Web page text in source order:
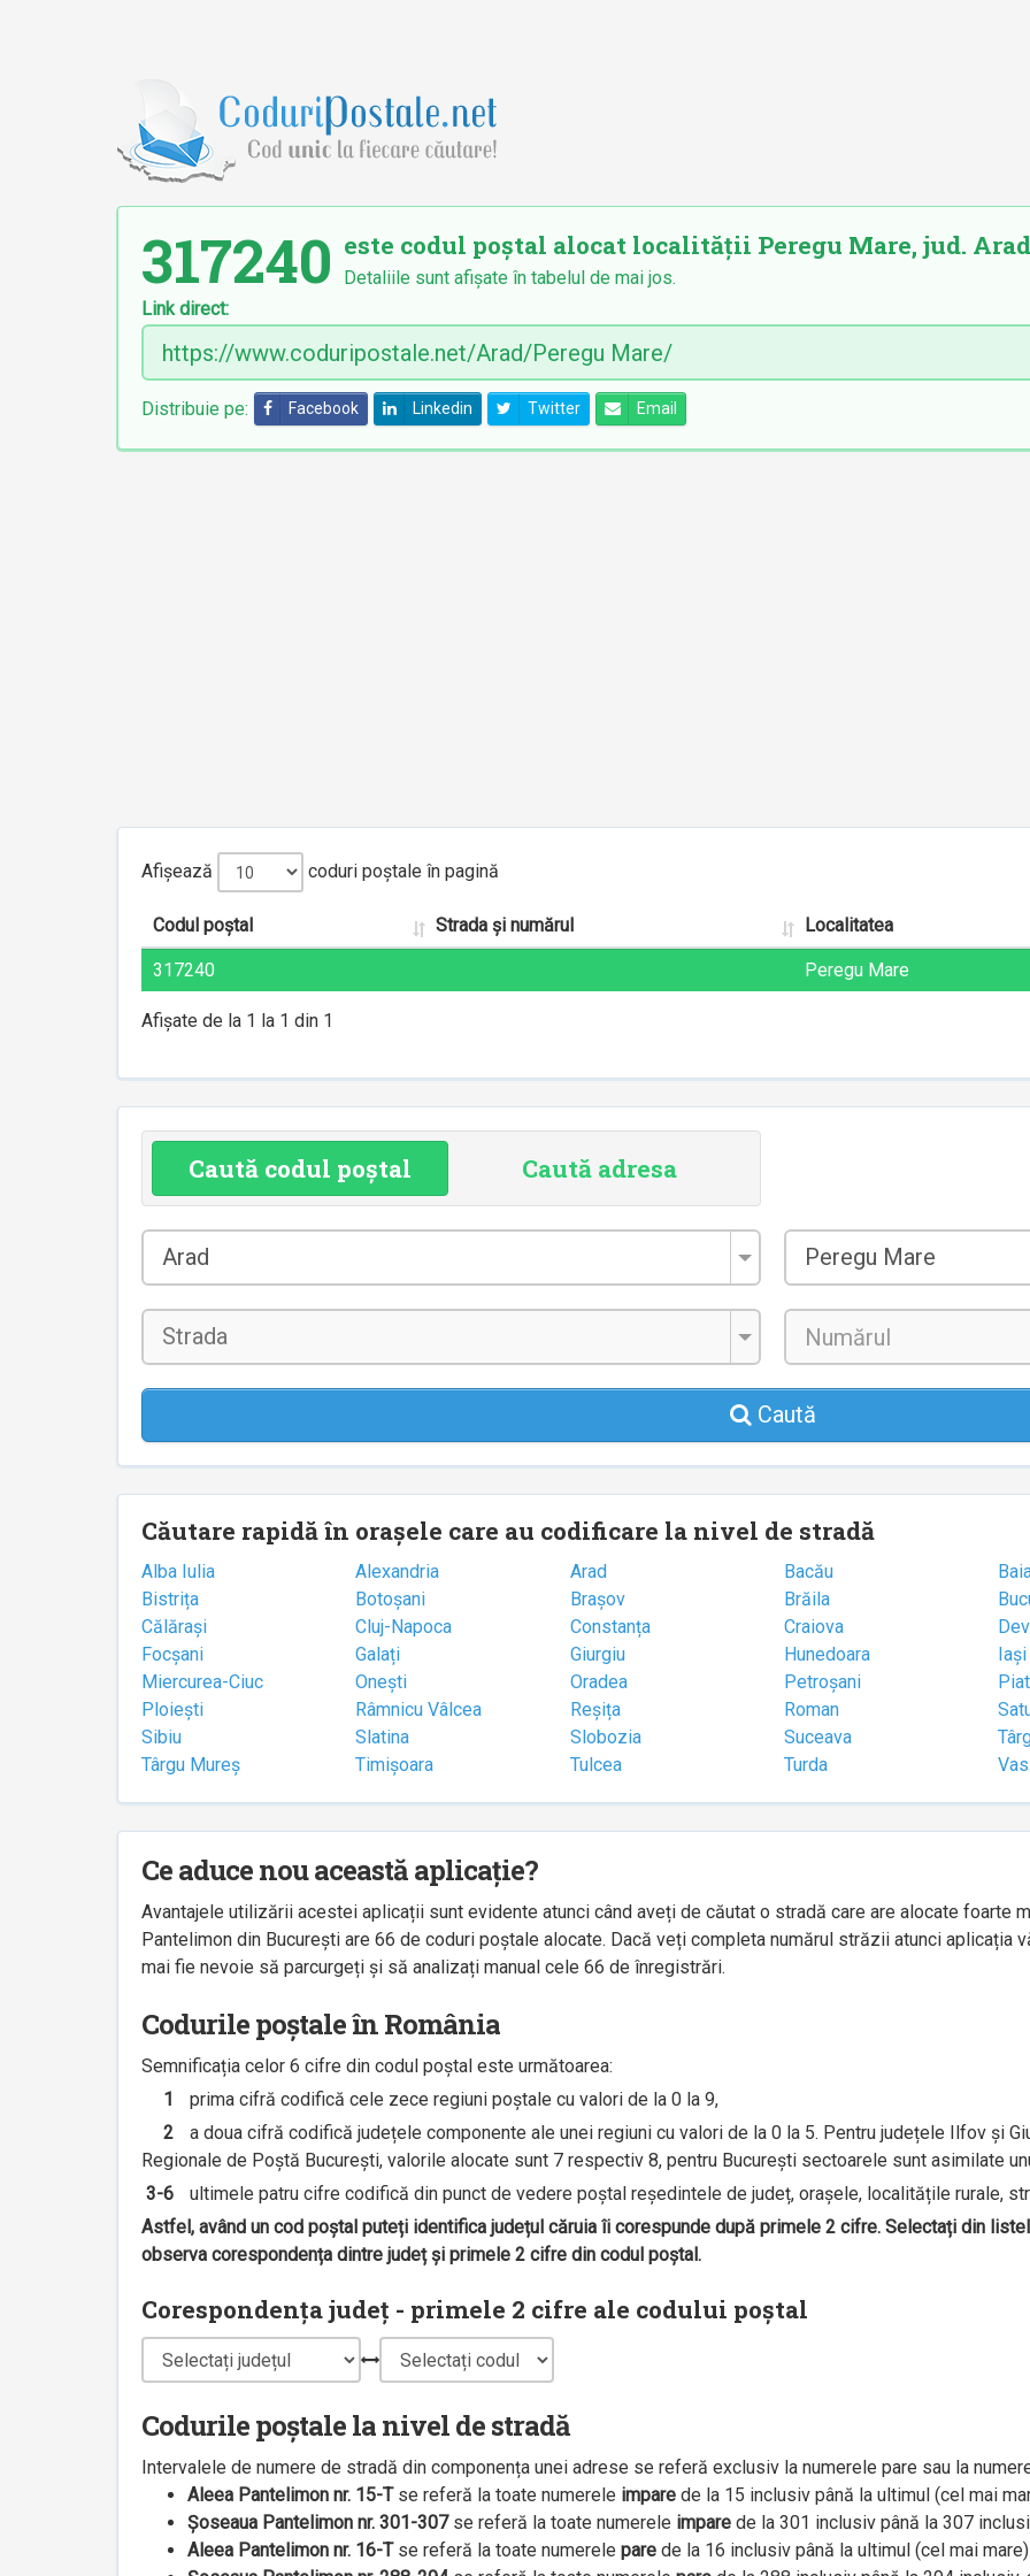
317240 este codul poștal alocat localității Peregu Mare, jud.
Detaliile sunt afișate în tabelul de mai jos.
Link direct:
Distribuie pe: Facebook Linkedin Twitter Email
Afișează coduri poștale în pagină
Codul poștal Strada și numărul Localitatea
317240 Peregu Mare
Afișate de la 1 la 1 din 1
Caută codul poștal Caută adresa
Arad Peregu Mare
Caută
Căutare rapidă în orașele care au codificare la nivel de stradă
Alba Iulia Alexandria Arad Bacău
Bistrița
Botoșani Brașov Brăila
Călărași
Cluj-Napoca Constanța Craiova
Focșani
Galați Giurgiu Hunedoara
Iași
Miercurea-Ciuc
Onești Oradea Petroșani
Ploiești
Râmnicu Vâlcea Reșița Roman
Sibiu
Slatina Slobozia Suceava
Târgu Mureș
Timișoara Tulcea Turda
Ce aduce nou această aplicație?
Avantajele utilizării acestei aplicații sunt evidente atunci când aveți de căutat o stradă care are alocate foarte
Pantelimon din București are 66 de coduri poștale alocate. Dacă veți completa numărul străzii atunci aplicația
mai fie nevoie să parcurgeți și să analizați manual cele 66 de înregistrări.
Codurile poștale în România
Semnificația celor 6 cifre din codul poștal este următoarea:
1
prima cifră codifică cele zece regiuni poștale cu valori de la 0 la 9,
2
a doua cifră codifică județele componente ale unei regiuni cu valori de la 0 la 5. Pentru județele Ilfov și
Regionale de Poștă București, valorile alocate sunt 7 respectiv 8, pentru București sectoarele sunt asimilate
3-6
ultimele patru cifre codifică din punct de vedere poștal reședintele de județ, orașele, localitățile rurale,
Astfel, având un cod poștal puteți identifica județul căruia îi corespunde după primele 2 cifre. Selectați din
observa corespondența dintre județ și primele 2 cifre din codul poștal.
Corespondența județ - primele 2 cifre ale codului poștal
Codurile poștale la nivel de stradă
Intervalele de numere de stradă din componența unei adrese se referă exclusiv la numerele pare sau la
Aleea Pantelimon nr. 15-Tse referă la toate numerele impare de la 15 inclusiv până la ultimul (cel mai
Șoseaua Pantelimon nr. 301-307se referă la toate numerele impare de la 301 inclusiv până la 307
Aleea Pantelimon nr. 16-Tse referă la toate numerele pare de la 16 inclusiv până la ultimul (cel mai